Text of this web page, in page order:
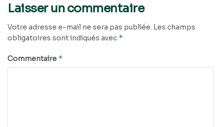
Laisser un commentaire
Votre adresse e-mail ne sera pas publiée. Les champs
obligatoires sont indiqués avec *
Commentaire *